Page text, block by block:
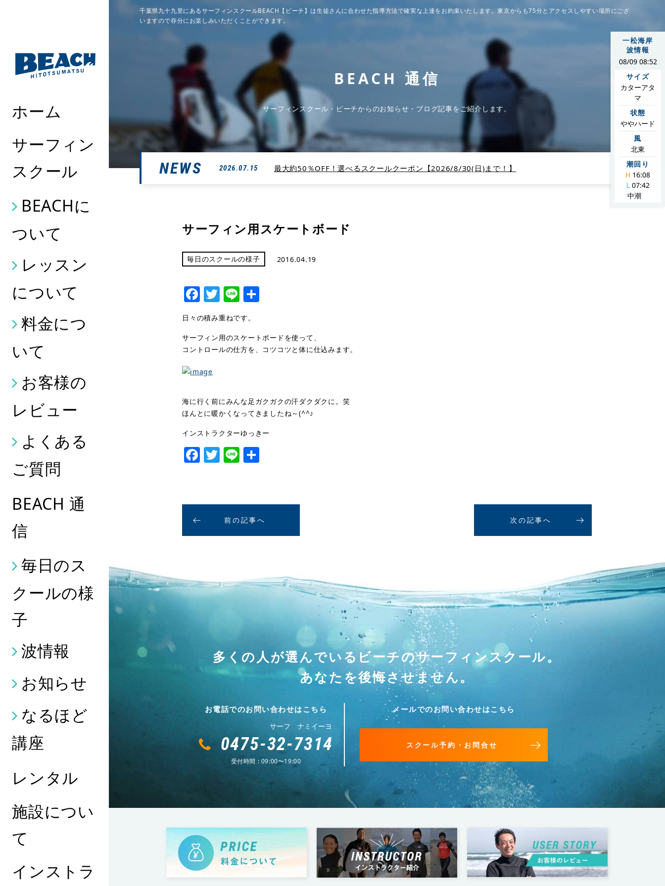
ホーム
サーフィン
スクール
BEACHに
ついて
レッスン
について
料金につ
いて
お客様の
レビュー
よくある
ご質問
BEACH 通
信
毎日のス
クールの様
子
波情報
お知らせ
なるほど
講座
レンタル
施設につい
て
インストラ
一松海岸
波情報
08/09 08:52
サイズ
カターアタ
マ
状態
ややハード
風
北東
潮回り
H 16:08
L07:42
中潮
千葉県九十九里にあるサーフィンスクールBEACH【ビーチ】は生徒さんに合わせた指導方法で確実な上達をお約束いたします。東京からも75分とアクセスしやすい場所にござ
いますので存分にお楽しみいただくことができます。
BEACH 通信
サーフィンスクール・ビーチからのお知らせ・ブログ記事をご紹介します。
NEWS 2026.07.15 最大約50％OFF！選べるスクールクーポン【2026/8/30(日)まで！】
サーフィン用スケートボード
毎日のスクールの様子 2016.04.19
Facebook
Twitter
Line
日々の積み重ねです。
サーフィン用のスケートボードを使って、
コントロールの仕方を、コツコツと体に仕込みます。
海に行く前にみんな足ガクガクの汗ダクダクに。笑
ほんとに暖かくなってきましたね～(^^♪
インストラクターゆっきー
Facebook
Twitter
Line
前の記事へ 次の記事へ
多くの人が選んでいるビーチのサーフィンスクール。
あなたを後悔させません。
お電話でのお問い合わせはこちら
サーフ ナミイーヨ
0475-32-7314
受付時間 : 09:00〜19:00
メールでのお問い合わせはこちら
スクール予約・お問合せ